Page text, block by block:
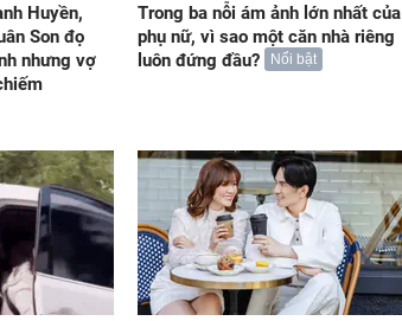
Huyền,
Son đọ
nhưng vợ
Trong ba nỗi ám ảnh lớn nhất của
phụ nữ, vì sao một căn nhà riêng
luôn đứng đầu?
Nổi bật